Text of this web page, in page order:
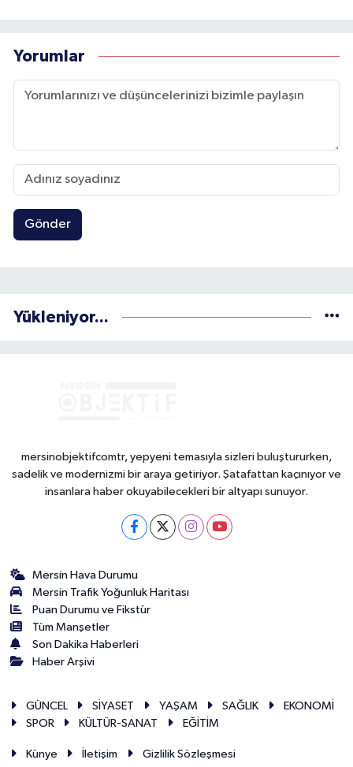
Yorumlar
Gönder
Yükleniyor...
mersinobjektifcomtr, yepyeni temasıyla sizleri buluştururken,
sadelik ve modernizmi bir araya getiriyor. Şatafattan kaçınıyor ve
insanlara haber okuyabilecekleri bir altyapı sunuyor.
Mersin Hava Durumu
Mersin Trafik Yoğunluk Haritası
Puan Durumu ve Fikstür
Tüm Manşetler
Son Dakika Haberleri
Haber Arşivi
GÜNCEL SİYASET YAŞAM SAĞLIK
EKONOMİ
SPOR
KÜLTÜR-SANAT EĞİTİM
Künye İletişim Gizlilik Sözleşmesi